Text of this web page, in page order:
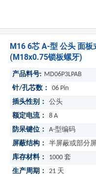
M16 6芯 A-型 公头 面板
(M18x0.75锁板螺牙)
产品料号: MD06P3LPAB
针/孔芯数：
06 Pin
插头性别：
公头
额定电流：
8 A
防呆键位：
A-型编码
屏蔽结构：
半屏蔽或部分
库存材料：
1000 套
生产周期：
21 天